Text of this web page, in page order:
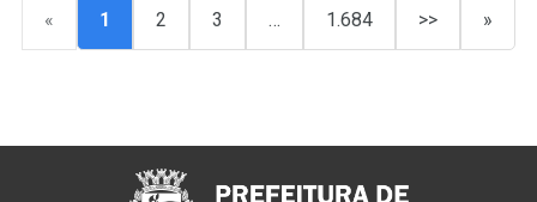
« 1 2 3 … 1.684 >> »